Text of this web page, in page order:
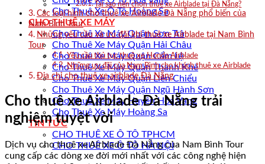
Cho Thuê Xe Ô Tô Hoàng Sa
CHO THUÊ XE MÁY
Cho Thuê Xe Máy Quận Sơn Trà
Cho Thuê Xe Máy Quận Hải Châu
Cho Thuê Xe Máy Quận Cẩm Lệ
Cho Thuê Xe Máy Quận Thanh Khê
Cho Thuê Xe Máy Quận Liên Chiểu
Cho Thuê Xe Máy Quận Ngũ Hành Sơn
Cho Thuê Xe Máy Huyện Hòa Vang
Cho Thuê Xe Máy Hoàng Sa
TIN TỨC
CHO THUÊ XE Ô TÔ TPHCM
CHO THUÊ XE Ô TÔ HÀ NỘI
Tại sao nên chọn thuê xe Airblade tại Đà Nẵng?
Các loại hình cho thuê xe Airblade Đà Nẵng phổ biến của
Nam Bình Tour
Những yêu cầu và ưu đãi khi thuê xe Airblade tại Nam Bình
Tour
Yêu cầu thủ tục thuê xe Honda Airblade
Những ưu đãi của Nam Bình cho khách thuê xe Airblade
Địa chỉ cho thuê xe airblade Đà Nẵng
Cho thuê xe Airblade Đà Nẵng trải
nghiệm tuyệt vời
Dịch vụ cho thuê xe Airblade Đà Nẵng của Nam Bình Tour
cung cấp các dòng xe đời mới nhất với các công nghệ hiện